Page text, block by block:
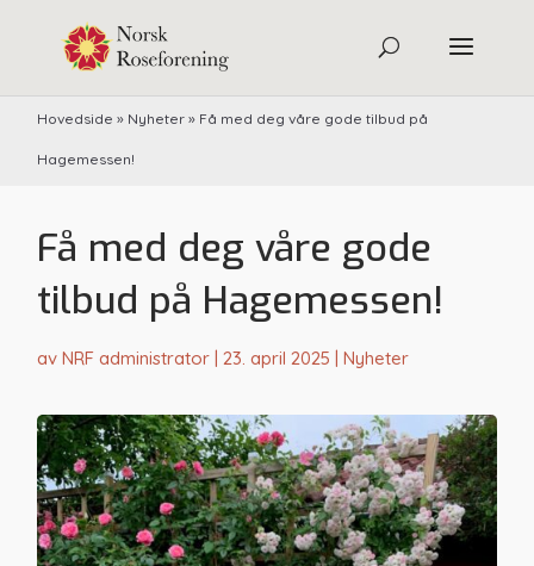
Hovedside » Nyheter » Få med deg våre gode tilbud på
Hagemessen!
Få med deg våre gode
tilbud på Hagemessen!
avNRF administrator |23. april 2025 |Nyheter